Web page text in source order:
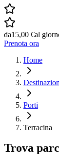
da15,00 €al
Prenota ora
Home
Porti
Terracina
Trova